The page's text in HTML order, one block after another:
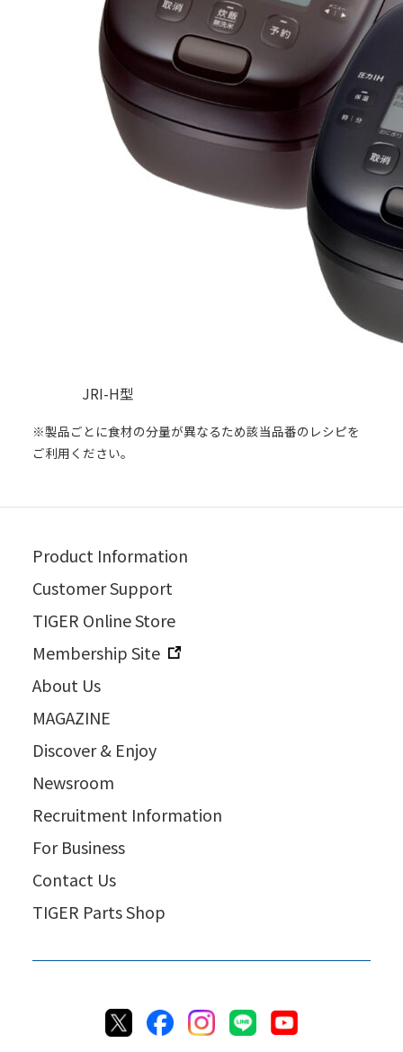
JRI-H型
※製品ごとに食材の分量が異なるため該当品番のレシピを
ご利用ください。
Product Information
Customer Support
TIGER Online Store
Membership Site
About Us
MAGAZINE
Discover & Enjoy
Newsroom
Recruitment Information
For Business
Contact Us
TIGER Parts Shop